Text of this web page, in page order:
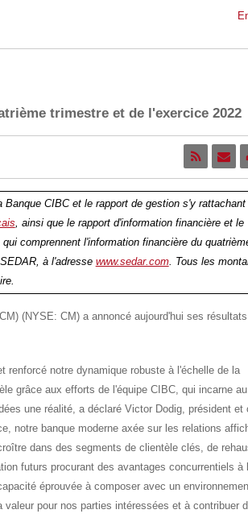
trimestre et de l'exercice 2022
CIBC et le rapport de gestion s'y rattachant
, ainsi que le rapport d'information financière et le
comprennent l'information financière du
à l'adresse www.sedar.com. Tous les
(NYSE: CM) a annoncé aujourd'hui ses
renforcé notre dynamique robuste à l'échelle de la
grâce aux efforts de l'équipe CIBC, qui incarne au
une réalité, a déclaré Victor Dodig, président et
notre banque moderne axée sur les relations
dans des segments de clientèle clés, de
futurs procurant des avantages concurrentiels à
éprouvée à composer avec un
pour nos parties intéressées et à contribuer